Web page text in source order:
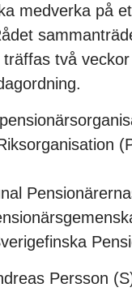
medverka på
träffas två
Persson